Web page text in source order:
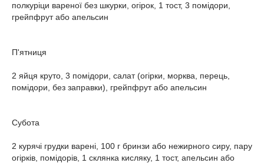
полкуріци вареної без шкурки, огірок, 1 тост, 3 помідори,
грейпфрут або апельсин
П'ятниця
2 яйця круто, 3 помідори, салат (огірки, морква, перець,
помідори, без заправки), грейпфрут або апельсин
Субота
2 курячі грудки варені, 100 г бринзи або нежирного сиру, пару
огірків, помідорів, 1 склянка кисляку, 1 тост, апельсин або